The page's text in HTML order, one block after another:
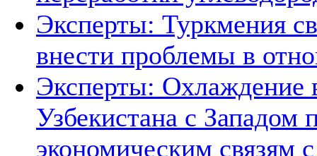
Эксперты: Туркмения
внести проблемы в
Эксперты: Охлаждение
Узбекистана с
экономическим связям